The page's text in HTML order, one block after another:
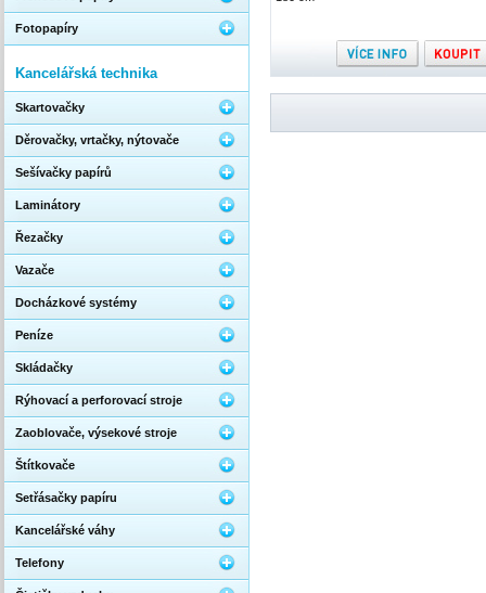
Fotopapíry
Kancelářská technika
Skartovačky
Děrovačky, vrtačky, nýtovače
Sešívačky papírů
Laminátory
Řezačky
Vazače
Docházkové systémy
Peníze
Skládačky
Rýhovací a perforovací stroje
Zaoblovače, výsekové stroje
Štítkovače
Setřásačky papíru
Kancelářské váhy
Telefony